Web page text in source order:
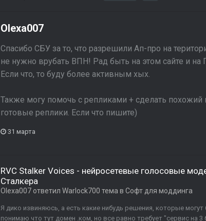
Olexa007
Спасибо СБУ за то, что разрешили Ап-про на
не нужно врубать ВПН! Рад быть на этом сайте и на
Если что, то буду более активным хых.
Также могу помочь с репликами + сделать
готовые реплики. Если что пишите)
31 марта
RVC Stalker Voices - нейросетевые голосовые
Сталкера
Olexa007 ответил Warlock700 тема в Софт для моддинга
Я дико извиняюсь, а есть какие нибудь решения, которые
понимаю что тут домен .ком, но все равно требует "сервис на